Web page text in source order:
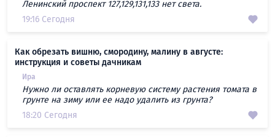
Ленинский проспект 127,129,131,133 нет света.
19:16 Сегодня
Как обрезать вишню, смородину, малину в августе:
инструкция и советы дачникам
Ира
Нужно ли оставлять корневую систему растения томата в
грунте на зиму или ее надо удалить из грунта?
18:20 Сегодня